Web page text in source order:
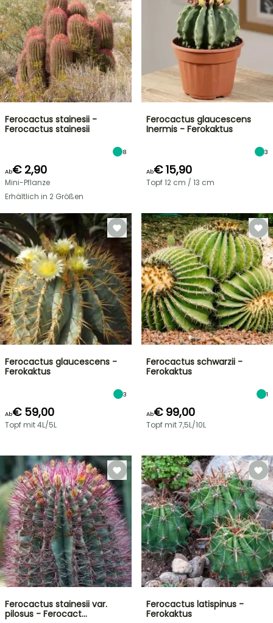
Ferocactus stainesii -
Ferocactus stainesii
8
Ab€ 2,90
Mini-Pflanze
Erhältlich in 2 Größen
Ferocactus glaucescens
Inermis - Ferokaktus
3
Ab€ 15,90
Topf 12 cm / 13 cm
Ferocactus glaucescens -
Ferokaktus
3
Ab€ 59,00
Topf mit 4L/5L
Ferocactus schwarzii -
Ferokaktus
1
Ab€ 99,00
Topf mit 7,5L/10L
Ferocactus stainesii var.
pilosus - Ferocact…
Ferocactus latispinus -
Ferokaktus